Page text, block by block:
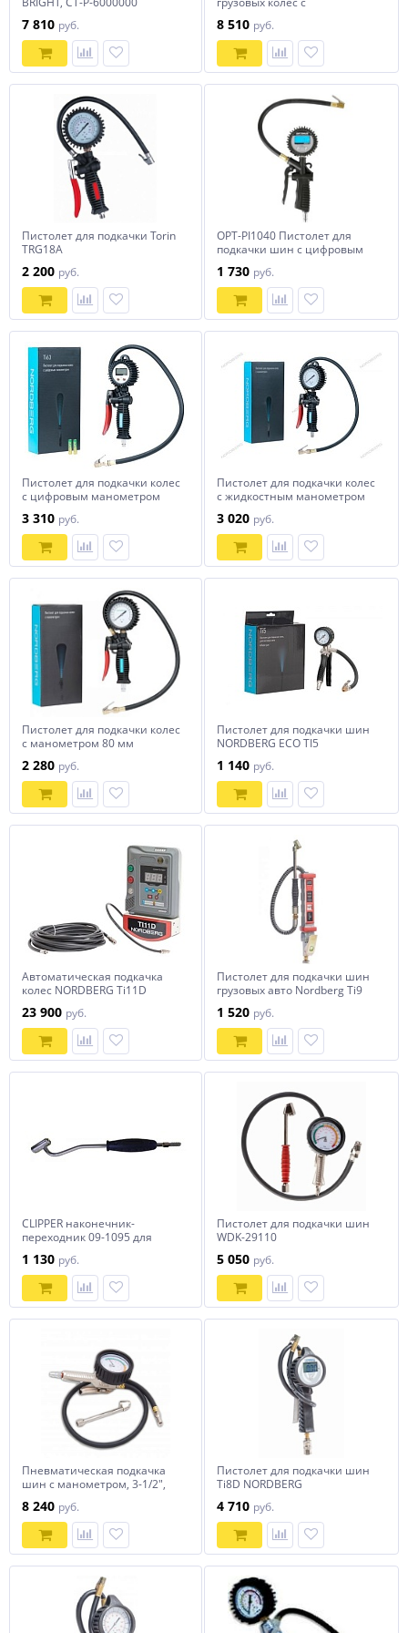
7 810 руб.
JEAL220B
8 510 руб.
Пистолет для подкачки Torin
TRG18A
2 200 руб.
OPT-PI1040 Пистолет для
подкачки шин с цифровым
OPTIMUS
1 730 руб.
Пистолет для подкачки колес
с цифровым манометром
3 310 руб.
Пистолет для подкачки колес
с жидкостным манометром
3 020 руб.
Пистолет для подкачки колес
с манометром 80 мм
2 280 руб.
Пистолет для подкачки шин
NORDBERG ECO TI5
1 140 руб.
Автоматическая подкачка
колес NORDBERG Ti11D
23 900 руб.
Пистолет для подкачки шин
грузовых авто Nordberg Ti9
1 520 руб.
CLIPPER наконечник-
переходник 09-1095 для
1 130 руб.
Пистолет для подкачки шин
WDK-29110
5 050 руб.
Пневматическая подкачка
шин с манометром, 3-1/2",
8 240 руб.
Пистолет для подкачки шин
Ti8D NORDBERG
4 710 руб.